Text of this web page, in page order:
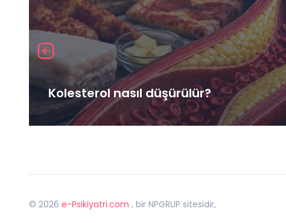
Kolesterol nasıl düşürülür?
© 2026 e-Psikiyatri.com , bir NPGRUP sitesidir,